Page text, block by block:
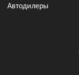
Автодилеры